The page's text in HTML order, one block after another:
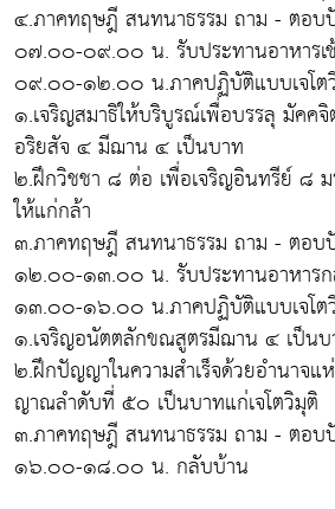
๔.ภาคทฤษฎี สนทนาธรรม ถาม - ตอบ
๐๗.๐๐-๐๙.๐๐ น. รับประทานอาหารเ
๐๙.๐๐-๑๒.๐๐ น.ภาคปฏิบัติแบบเจโต
๑.เจริญสมาธิให้บริบูรณ์เพื่อบรรลุ มัคค
อริยสัจ ๔ มีฌาน ๔ เป็นบาท
๒.ฝึกวิชชา ๘ ต่อ เพื่อเจริญอินทรีย์ ๘
ให้แก่กล้า
๓.ภาคทฤษฎี สนทนาธรรม ถาม - ตอบ
๑๒.๐๐-๑๓.๐๐ น. รับประทานอาหารก
๑๓.๐๐-๑๖.๐๐ น.ภาคปฏิบัติแบบเจโต
๑.เจริญอนัตตลักขณสูตรมีฌาน ๔ เป็น
๒.ฝึกปัญญาในความสำเร็จด้วยอำนาจแ
ญาณลำดับที่ ๕๐ เป็นบาทแก่เจโตวิมุติ
๓.ภาคทฤษฎี สนทนาธรรม ถาม - ตอบ
๑๖.๐๐-๑๘.๐๐ น. กลับบ้าน